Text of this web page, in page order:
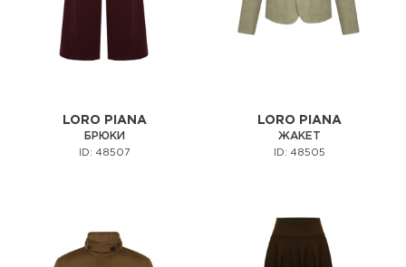
LORO PIANA
БРЮКИ
ID: 48507
LORO PIANA
ЖАКЕТ
ID: 48505